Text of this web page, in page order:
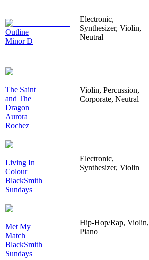
Outline
Minor D
Electronic,
Synthesizer, Violin,
Neutral
The Saint
and The
Dragon
Aurora
Rochez
Violin, Percussion,
Corporate, Neutral
Living In
Colour
BlackSmith
Sundays
Electronic,
Synthesizer, Violin
Met My
Match
BlackSmith
Sundays
Hip-Hop/Rap, Violin,
Piano